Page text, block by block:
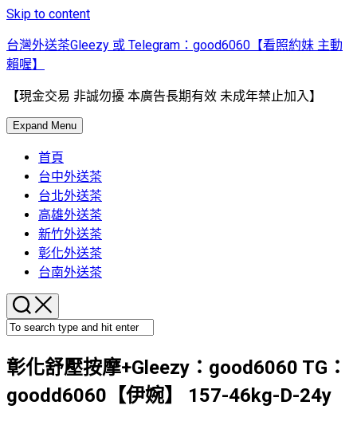
Skip to content
台灣外送茶Gleezy 或 Telegram：good6060【看照約妹 主動
賴喔】
【現金交易 非誠勿擾 本廣告長期有效 未成年禁止加入】
Expand Menu
首頁
台中外送茶
台北外送茶
高雄外送茶
新竹外送茶
彰化外送茶
台南外送茶
彰化舒壓按摩+Gleezy：good6060 TG：
goodd6060【伊婉】 157-46kg-D-24y